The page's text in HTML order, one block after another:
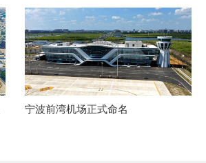
宁波前湾机场正式命名